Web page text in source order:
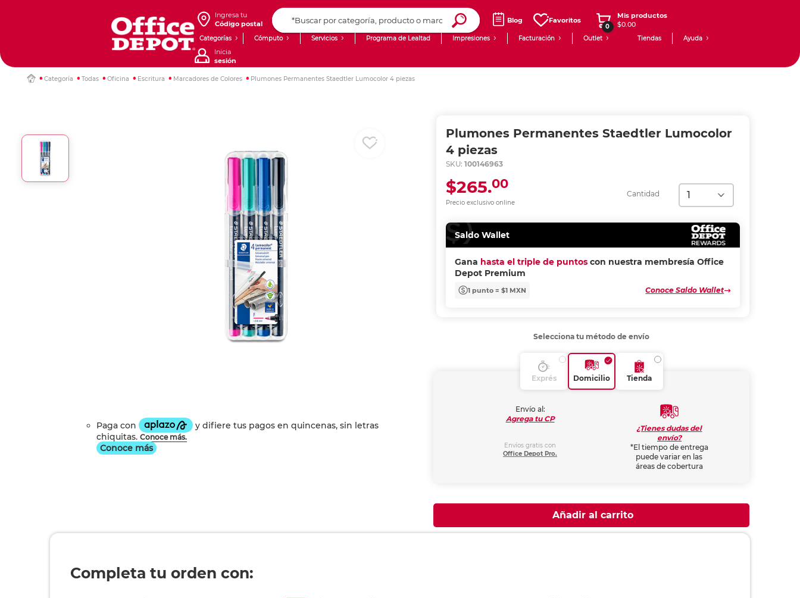
Ingresa tu
Código postal
Blog Favoritos
0
Mis productos
$0.00
Categorías Cómputo Servicios
Venta corporativa
Programa de Lealtad Impresiones Facturación Outlet Tiendas Ayuda
Inicia
sesión
Categoría Todas Oficina Escritura Marcadores de Colores Plumones Permanentes Staedtler Lumocolor 4 piezas
Conoce más
Plumones Permanentes Staedtler Lumocolor
4 piezas
SKU: 100146963
Cantidad
Precio exclusivo online
$265.00
Saldo Wallet
Gana hasta el triple de puntos con nuestra membresía Office
Depot Premium
1 punto = $1 MXN Conoce Saldo Wallet
Selecciona tu método de envío
Exprés Domicilio Tienda
Envío al:
Agrega tu CP
Envíos gratis con
Office Depot Pro.
¿Tienes dudas del
envío?
*El tiempo de entrega
puede variar en las
áreas de cobertura
Añadir al carrito
Completa tu orden con: